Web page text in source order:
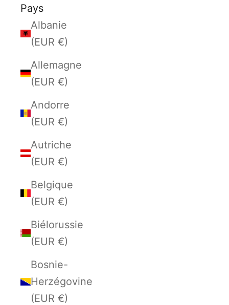
Pays
Albanie
(EUR €)
Allemagne
(EUR €)
Andorre
(EUR €)
Autriche
(EUR €)
Belgique
(EUR €)
Biélorussie
(EUR €)
Bosnie-
Herzégovine
(EUR €)